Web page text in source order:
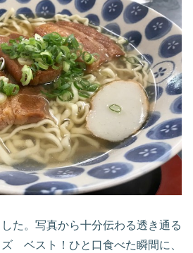
た。写真から十分伝わる透き通る
ベスト！ひと口食べた瞬間に、